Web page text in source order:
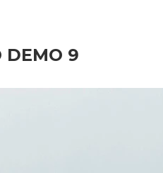
DEMO 9